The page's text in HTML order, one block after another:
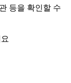
등을 확인할 수